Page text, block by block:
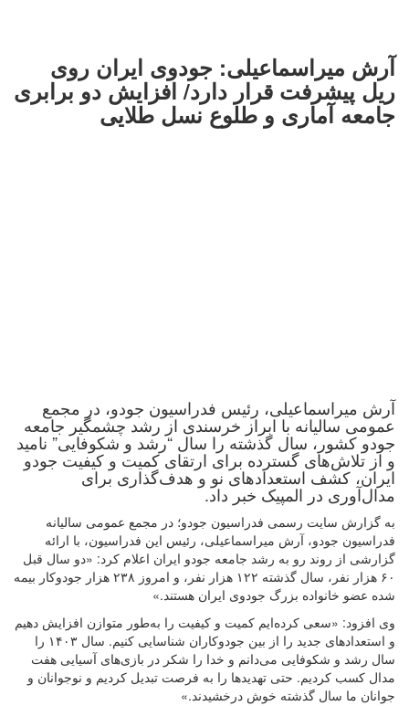
آرش میراسماعیلی: جودوی ایران روی
ریل پیشرفت قرار دارد/ افزایش دو برابری
جامعه آماری و طلوع نسل طلایی
آرش میراسماعیلی، رئیس فدراسیون جودو، در مجمع
عمومی سالیانه با ابراز خرسندی از رشد چشمگیر جامعه
جودو کشور، سال گذشته را سال “رشد و شکوفایی” نامید
و از تلاش‌های گسترده برای ارتقای کمیت و کیفیت جودو
ایران، کشف استعدادهای نو و هدف‌گذاری برای
مدال‌آوری در المپیک خبر داد.
به گزارش سایت رسمی فدراسیون جودو؛ در مجمع عمومی سالیانه
فدراسیون جودو، آرش میراسماعیلی، رئیس این فدراسیون، با ارائه
گزارشی از روند رو به رشد جامعه جودو ایران اعلام کرد: «دو سال قبل
۶۰ هزار نفر، سال گذشته ۱۲۲ هزار نفر، و امروز ۲۳۸ هزار جودوکار بیمه
شده عضو خانواده بزرگ جودوی ایران هستند.»
وی افزود: «سعی کرده‌ایم کمیت و کیفیت را به‌طور متوازن افزایش دهیم
و استعدادهای جدید را از بین جودوکاران شناسایی کنیم. سال ۱۴۰۳ را
سال رشد و شکوفایی می‌دانم و خدا را شکر در بازی‌های آسیایی هفت
مدال کسب کردیم. حتی تهدیدها را به فرصت تبدیل کردیم و نوجوانان و
جوانان ما سال گذشته خوش درخشیدند.»